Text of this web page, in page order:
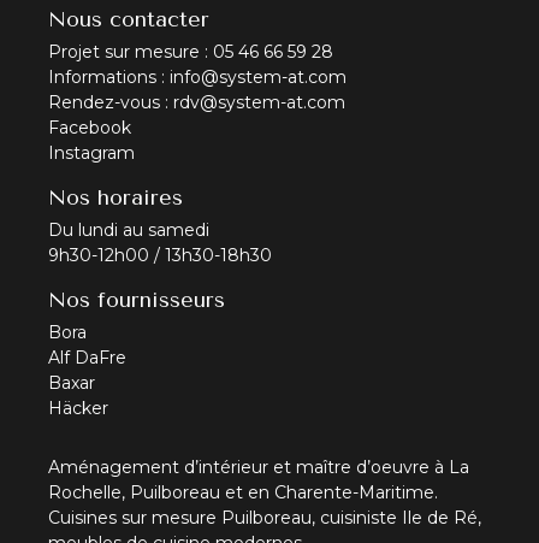
Aménagement d’intérieur et maître d’oeuvre à La
Rochelle, Puilboreau et en Charente-Maritime.
Cuisines sur mesure Puilboreau, cuisiniste Ile de Ré,
Nous contacter
Projet sur mesure : 05 46 66 59 28
Informations : info@system-at.com
Rendez-vous : rdv@system-at.com
Facebook
Instagram
Nos horaires
Du lundi au samedi
9h30-12h00 / 13h30-18h30
Nos fournisseurs
Bora
Alf DaFre
Baxar
Häcker